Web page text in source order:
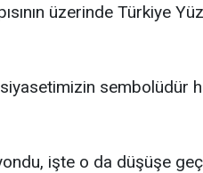
üzerinde Türkiye
sembolüdür
işte o da düşüşe